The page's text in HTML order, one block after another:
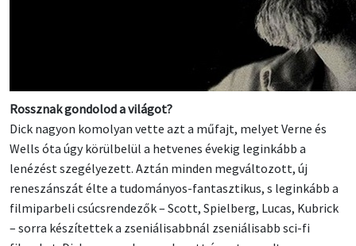
Rossznak gondolod a világot?
Dick nagyon komolyan vette azt a műfajt, melyet Verne és
Wells óta úgy körülbelül a hetvenes évekig leginkább a
lenézést szegélyezett. Aztán minden megváltozott, új
reneszánszát élte a tudományos-fantasztikus, s leginkább a
filmiparbeli csúcsrendezők – Scott, Spielberg, Lucas, Kubrick
– sorra készítettek a zseniálisabbnál zseniálisabb sci-fi